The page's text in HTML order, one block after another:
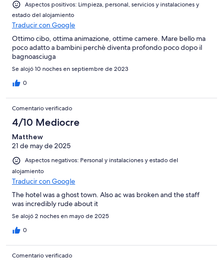
Aspectos positivos: Limpieza, personal, servicios y instalaciones y
estado del alojamiento
Traducir con Google
Ottimo cibo, ottima animazione, ottime camere. Mare bello ma
poco adatto a bambini perchè diventa profondo poco dopo il
bagnoasciuga
Se alojó 10 noches en septiembre de 2023
0
Comentario verificado
4/10 Mediocre
Matthew
21 de may de 2025
Aspectos negativos: Personal y instalaciones y estado del
alojamiento
Traducir con Google
The hotel was a ghost town. Also ac was broken and the staff
was incredibly rude about it
Se alojó 2 noches en mayo de 2025
0
Comentario verificado